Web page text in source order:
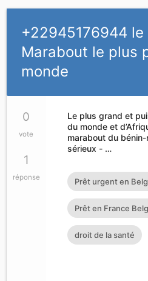
+22945176944 le
Marabout le plus
monde
0
vote
1
réponse
Le plus grand et
du monde et
marabout du
sérieux - …
Prêt urgent en
Allemagne Prêt
Prêt en France
Luxembourg
droit de la santé